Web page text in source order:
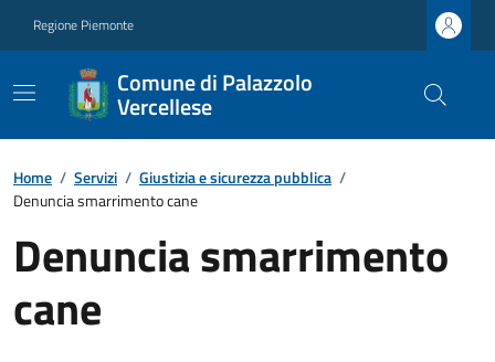
Regione Piemonte
Comune di Palazzolo
Vercellese
Home / Servizi / Giustizia e sicurezza pubblica /
Denuncia smarrimento cane
Denuncia smarrimento
cane